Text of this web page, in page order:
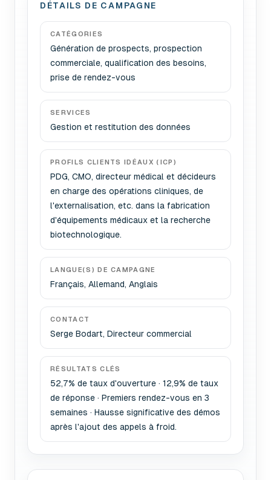
DÉTAILS DE CAMPAGNE
CATÉGORIES
Génération de prospects, prospection
commerciale, qualification des besoins,
prise de rendez-vous
SERVICES
Gestion et restitution des données
PROFILS CLIENTS IDÉAUX (ICP)
PDG, CMO, directeur médical et décideurs
en charge des opérations cliniques, de
l'externalisation, etc. dans la fabrication
d'équipements médicaux et la recherche
biotechnologique.
LANGUE(S) DE CAMPAGNE
Français, Allemand, Anglais
CONTACT
Serge Bodart, Directeur commercial
RÉSULTATS CLÉS
52,7% de taux d'ouverture · 12,9% de taux
de réponse · Premiers rendez-vous en 3
semaines · Hausse significative des démos
après l'ajout des appels à froid.